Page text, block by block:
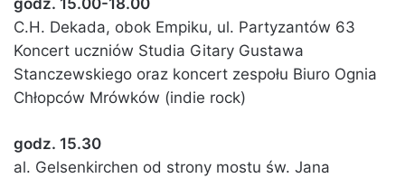
godz. 15.00-18.00
C.H. Dekada, obok Empiku, ul. Partyzantów 63
Koncert uczniów Studia Gitary Gustawa
Stanczewskiego oraz koncert zespołu Biuro Ognia
Chłopców Mrówków (indie rock)
godz. 15.30
al. Gelsenkirchen od strony mostu św. Jana